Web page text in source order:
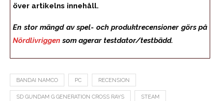
över artikelns innehåll.
En stor mängd av spel- och produktrecensioner görs på
Nördlivriggen som agerar testdator/testbädd.
BANDAI NAMCO PC RECENSION
SD GUNDAM G GENERATION CROSS RAYS STEAM